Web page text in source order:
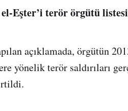
Eşter’i terör örgütü
açıklamada, örgütün
yönelik terör saldırıları